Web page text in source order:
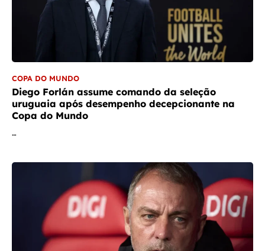
COPA DO MUNDO
Diego Forlán assume comando da seleção
uruguaia após desempenho decepcionante na
Copa do Mundo
…